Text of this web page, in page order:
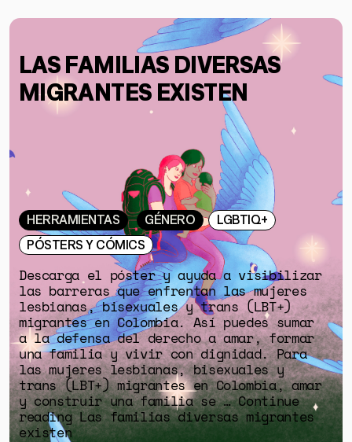
LAS FAMILIAS DIVERSAS
MIGRANTES EXISTEN
HERRAMIENTAS GÉNERO
LGBTIQ+
PÓSTERS Y CÓMICS
Descarga el póster y ayuda a visibilizar
las barreras que enfrentan las mujeres
lesbianas, bisexuales y trans (LBT+)
migrantes en Colombia. Así puedes sumar
a la defensa del derecho a amar, formar
una familia y vivir con dignidad. Para
las mujeres lesbianas, bisexuales y
trans (LBT+) migrantes en Colombia, amar
y construir una familia se … Continue
reading Las familias diversas migrantes
existen